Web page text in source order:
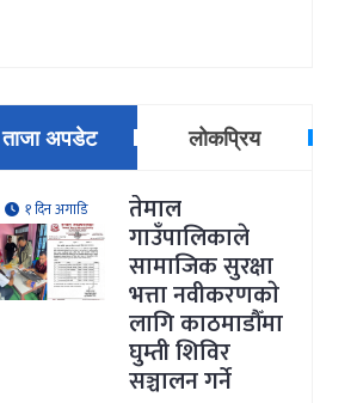
ताजा अपडेट लोकप्रिय
१ दिन अगाडि तेमाल
गाउँपालिकाले
सामाजिक सुरक्षा
भत्ता नवीकरणकाे
लागि काठमाडौँमा
घुम्ती शिविर
सञ्चालन गर्ने